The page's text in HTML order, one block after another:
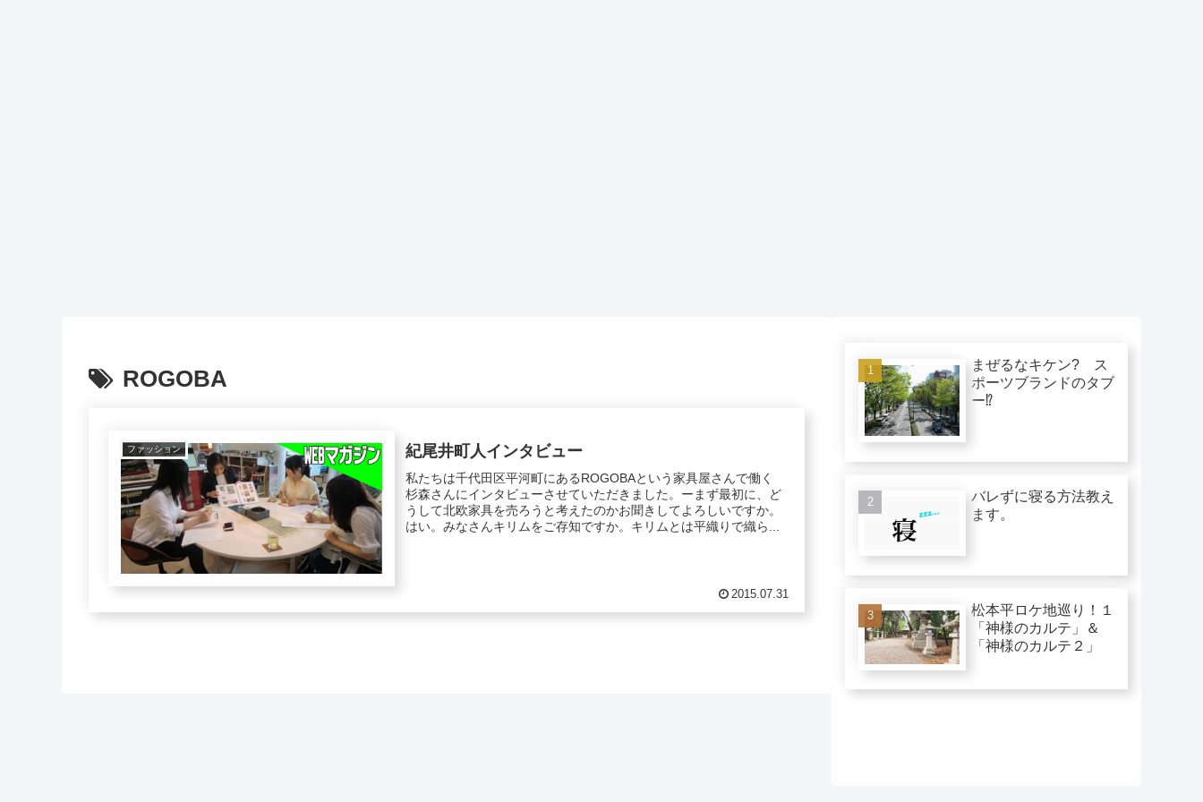
ROGOBA
ファッション 紀尾井町人インタビュー
私たちは千代田区平河町にあるROGOBAという家具屋さんで働く
杉森さんにインタビューさせていただきました。ーまず最初に、ど
うして北欧家具を売ろうと考えたのかお聞きしてよろしいですか。
はい。みなさんキリムをご存知ですか。キリムとは平織りで織ら...
2015.07.31
まぜるなキケン? ス
ポーツブランドのタブ
ー⁉︎
バレずに寝る方法教え
ます。
松本平ロケ地巡り！１
「神様のカルテ」＆
「神様のカルテ２」